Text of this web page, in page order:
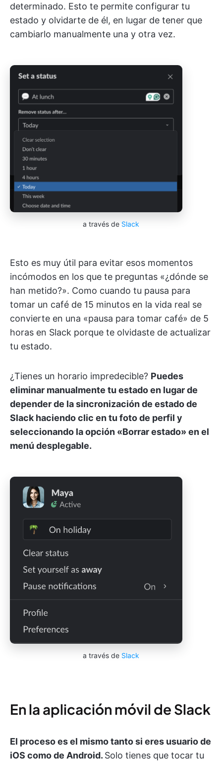
determinado. Esto te permite configurar tu
estado y olvidarte de él, en lugar de tener que
cambiarlo manualmente una y otra vez.
a través de Slack
Esto es muy útil para evitar esos momentos
incómodos en los que te preguntas «¿dónde se
han metido?». Como cuando tu pausa para
tomar un café de 15 minutos en la vida real se
convierte en una «pausa para tomar café» de 5
horas en Slack porque te olvidaste de actualizar
tu estado.
¿Tienes un horario impredecible? Puedes
eliminar manualmente tu estado en lugar de
depender de la sincronización de estado de
Slack haciendo clic en tu foto de perfil y
seleccionando la opción «Borrar estado» en el
menú desplegable.
a través de Slack
En la aplicación móvil de Slack
El proceso es el mismo tanto si eres usuario de
iOS como de Android. Solo tienes que tocar tu